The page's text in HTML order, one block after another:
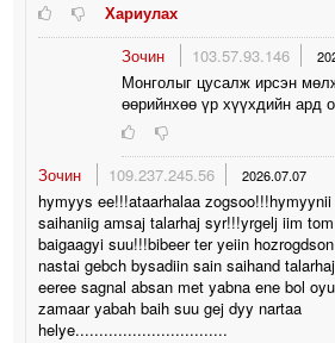
Хариулах
Зочин
103.57.93.146
Монголыг цусалж ирсэн
өөрийнхөө үр хүүхдийн ард
Зочин 109.237.245.56 2026.07.07
hymyys ee!!!ataarhalaa
saihaniig amsaj talarhaj syr!!!yrgelj iim
baigaagyi suu!!!bibeer ter yeiin
nastai gebch bysadiin sain saihand
eeree sagnal absan met yabna ene bol
zamaar yabah baih suu gej dyy nartaa
helye................................